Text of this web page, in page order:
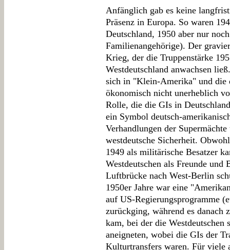
Anfänglich gab es keine
Präsenz in Europa. So waren
Deutschland, 1950 aber nur
Familienangehörige). Der
Krieg, der die Truppenstärke
Westdeutschland anwachsen
sich in "Klein-Amerika" und die
ökonomisch nicht unerheblich
Rolle, die die GIs in
ein Symbol deutsch-
Verhandlungen der
westdeutsche Sicherheit.
1949 als militärische Besatzer
Westdeutschen als Freunde und
Luftbrücke nach West-Berlin
1950er Jahre war eine
auf US-Regierungsprogramme
zurückging, während es
kam, bei der die Westdeutschen
aneigneten, wobei die GIs der
Kulturtransfers waren. Für viele